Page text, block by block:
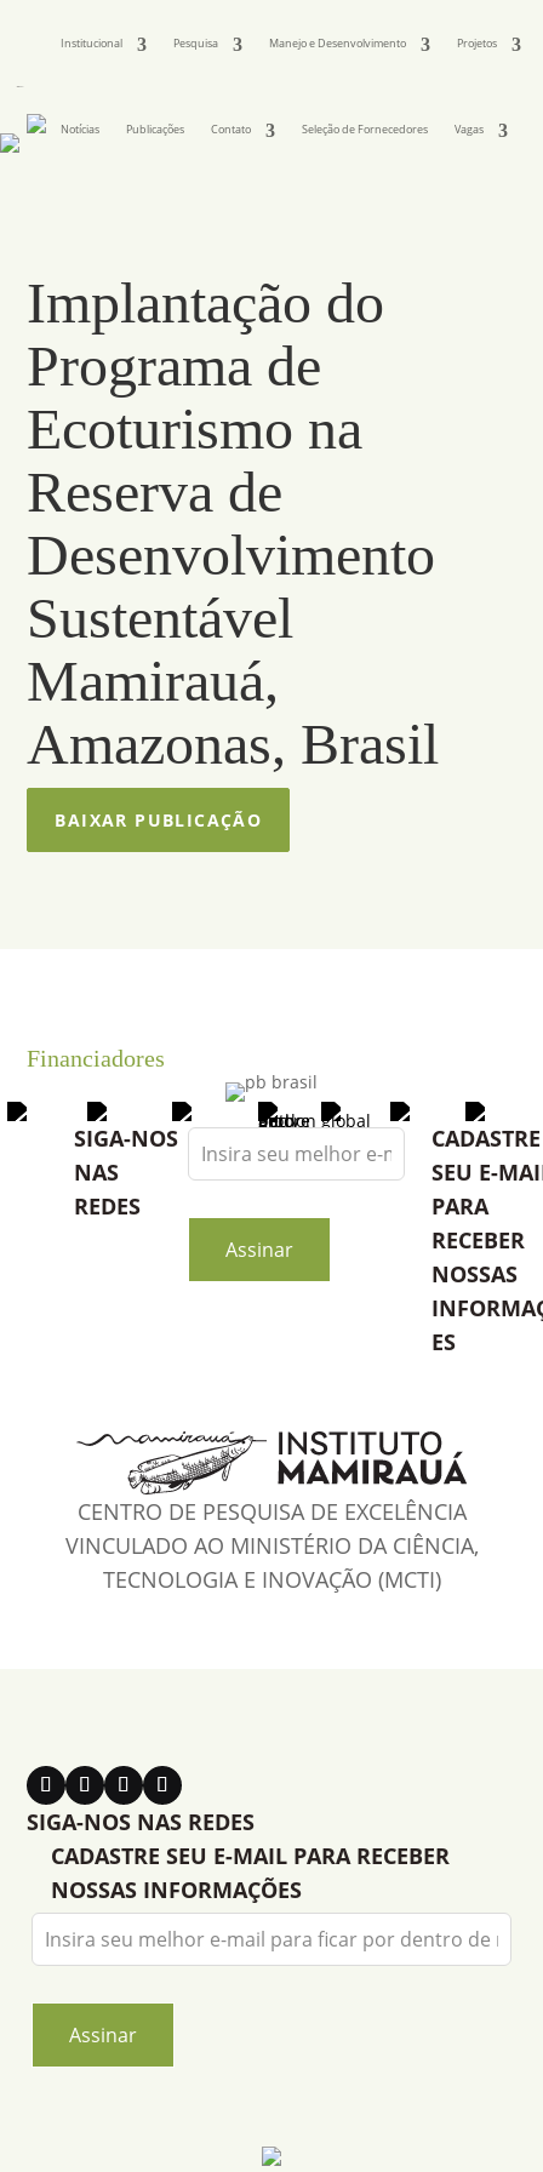
Institucional Pesquisa Manejo e Desenvolvimento Projetos
Notícias Publicações Contato Seleção de Fornecedores Vagas
Implantação do
Programa de
Ecoturismo na
Reserva de
Desenvolvimento
Sustentável
Mamirauá,
Amazonas, Brasil
BAIXAR PUBLICAÇÃO
Financiadores
SIGA-NOS
NAS
REDES
Leave
this
blank
Assinar
CADASTRE
SEU E-
PARA
RECEBER
NOSSAS
ES
CENTRO DE PESQUISA DE EXCELÊNCIA
VINCULADO AO MINISTÉRIO DA CIÊNCIA,
TECNOLOGIA E INOVAÇÃO (MCTI)
SIGA-NOS NAS REDES
CADASTRE SEU E-MAIL PARA RECEBER
NOSSAS INFORMAÇÕES
Leave
this
blank
Assinar